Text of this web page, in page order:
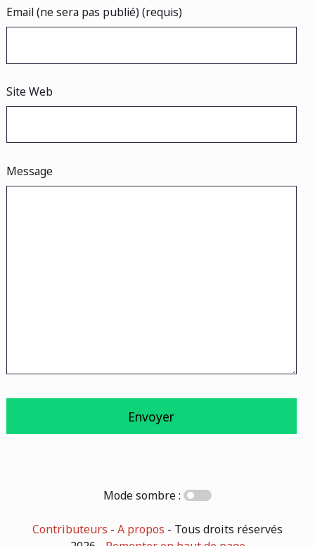
Email (ne sera pas publié) (requis)
Site Web
Message
Mode sombre :
Contributeurs - A propos - Tous droits réservés